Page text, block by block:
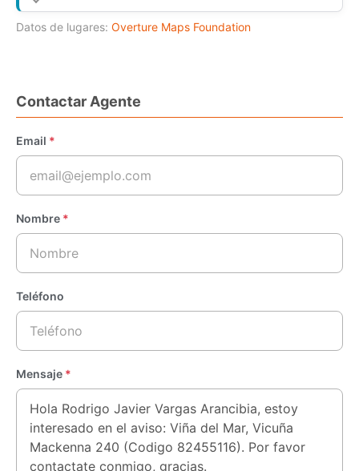
Datos de lugares: Overture Maps Foundation
Contactar Agente
Email *
Nombre *
Teléfono
Mensaje *